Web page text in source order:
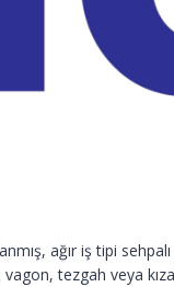
ağır iş tipi
vagon, tezgah veya